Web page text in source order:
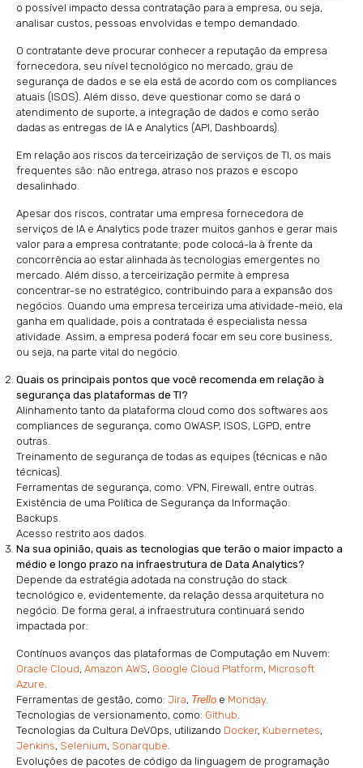
o possível impacto dessa contratação para a empresa, ou seja,
analisar custos, pessoas envolvidas e tempo demandado.
O contratante deve procurar conhecer a reputação da empresa
fornecedora, seu nível tecnológico no mercado, grau de
segurança de dados e se ela está de acordo com os compliances
atuais (ISOS). Além disso, deve questionar como se dará o
atendimento de suporte, a integração de dados e como serão
dadas as entregas de IA e Analytics (API, Dashboards).
Em relação aos riscos da terceirização de serviços de TI, os mais
frequentes são: não entrega, atraso nos prazos e escopo
desalinhado.
Apesar dos riscos, contratar uma empresa fornecedora de
serviços de IA e Analytics pode trazer muitos ganhos e gerar mais
valor para a empresa contratante; pode colocá-la à frente da
concorrência ao estar alinhada às tecnologias emergentes no
mercado. Além disso, a terceirização permite à empresa
concentrar-se no estratégico, contribuindo para a expansão dos
negócios. Quando uma empresa terceiriza uma atividade-meio, ela
ganha em qualidade, pois a contratada é especialista nessa
atividade. Assim, a empresa poderá focar em seu core business,
ou seja, na parte vital do negócio.
Quais os principais pontos que você recomenda em relação à
segurança das plataformas de TI?
Alinhamento tanto da plataforma cloud como dos softwares aos
compliances de segurança, como OWASP, ISOS, LGPD, entre
outras.
Treinamento de segurança de todas as equipes (técnicas e não
técnicas).
Ferramentas de segurança, como: VPN, Firewall, entre outras.
Existência de uma Política de Segurança da Informação.
Backups.
Acesso restrito aos dados.
Na sua opinião, quais as tecnologias que terão o maior impacto a
médio e longo prazo na infraestrutura de Data Analytics?
Depende da estratégia adotada na construção do stack
tecnológico e, evidentemente, da relação dessa arquitetura no
negócio. De forma geral, a infraestrutura continuará sendo
impactada por:
Contínuos avanços das plataformas de Computação em Nuvem:
Oracle Cloud, Amazon AWS, Google Cloud Platform, Microsoft
Azure
Ferramentas de gestão, como: Jira, Trello e Monday.
Tecnologias de versionamento, como: Github
Tecnologias da Cultura DeVOps, utilizando Docker, Kubernetes,
Jenkins, Selenium, Sonarqube
Evoluções de pacotes de código da linguagem de programação